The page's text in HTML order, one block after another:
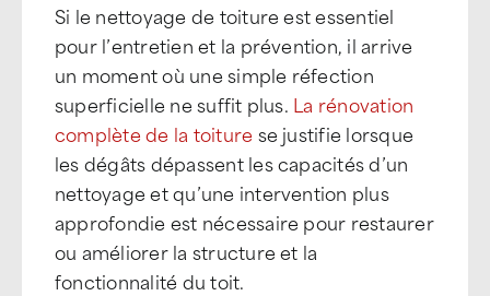
Si le nettoyage de toiture est essentiel
pour l’entretien et la prévention, il arrive
un moment où une simple réfection
superficielle ne suffit plus. La rénovation
complète de la toiture se justifie lorsque
les dégâts dépassent les capacités d’un
nettoyage et qu’une intervention plus
approfondie est nécessaire pour restaurer
ou améliorer la structure et la
fonctionnalité du toit.